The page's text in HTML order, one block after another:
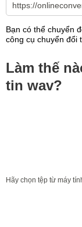
Bạn có thể chuyển
công cụ chuyển đổi
Làm thế
tin wav?
Hãy chọn tệp từ máy